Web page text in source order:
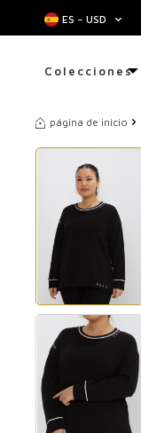
ES − USD
Colecciones
página de inicio